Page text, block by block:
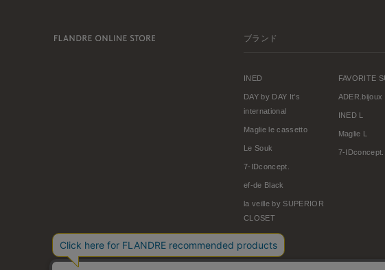
ブランド
INED
DAY by DAY It's
international
Maglie le cassetto
Le Souk
7-IDconcept.
ef-de Black
la veille by SUPERIOR
CLOSET
FAVORITE
ADER.bijoux
INED L
Maglie L
7-